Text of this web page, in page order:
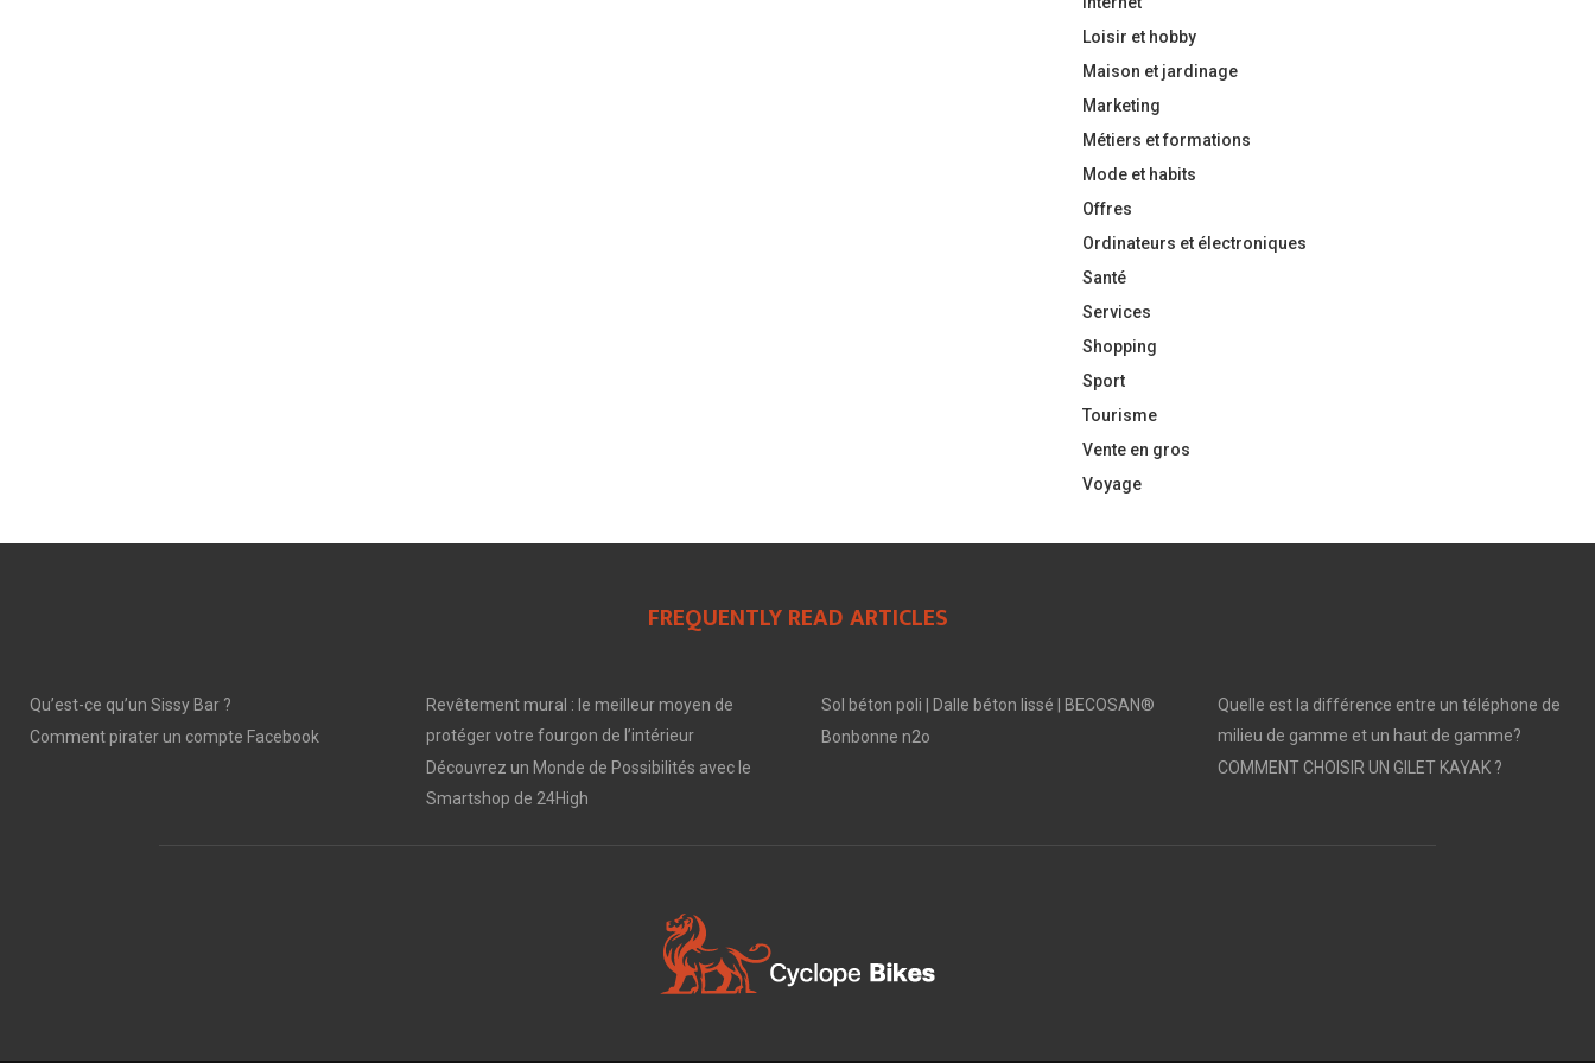
Loisir et hobby
Maison et jardinage
Marketing
Métiers et formations
Mode et habits
Offres
Ordinateurs et électroniques
Santé
Services
Shopping
Sport
Tourisme
Vente en gros
Voyage
FREQUENTLY READ ARTICLES
Qu’est-ce qu’un Sissy Bar ?
Comment pirater un compte Facebook
Revêtement mural : le meilleur moyen de
protéger votre fourgon de l’intérieur
Découvrez un Monde de Possibilités avec le
Smartshop de 24High
Sol béton poli | Dalle béton lissé | BECOSAN®
Bonbonne n2o
Quelle est la différence entre un téléphone de
milieu de gamme et un haut de gamme?
COMMENT CHOISIR UN GILET KAYAK ?